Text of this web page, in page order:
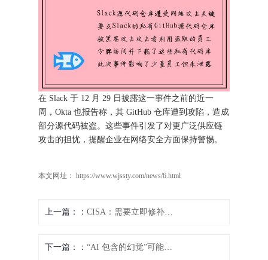
在 Slack 于 12 月 29 日披露这一事件之前的近一
周，Okta 也报告称，其 GitHub 仓库遭到攻陷，造成
部分源代码被盗。这些事件引发了对更广泛供应链
攻击的担忧，提醒企业在网络安全方面保持警惕。
本文网址： https://www.wjssty.com/news/6.html
上一篇： CISA：需要立即修补用于间谍软件分发的零日漏洞 媒体
下一篇： “AI 包含的幻觉”可能将恶意代码传播到开发者环境中 媒体